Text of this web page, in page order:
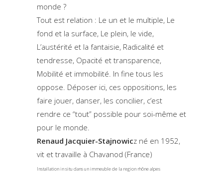
monde ?
Tout est relation : Le un et le multiple, Le
fond et la surface, Le plein, le vide,
L’austérité et la fantaisie, Radicalité et
tendresse, Opacité et transparence,
Mobilité et immobilité. In fine tous les
oppose. Déposer ici, ces oppositions, les
faire jouer, danser, les concilier, c’est
rendre ce “tout” possible pour soi-même et
pour le monde.
Renaud Jacquier-Stajnowicz né en 1952,
vit et travaille à Chavanod (France)
Installation in situ dans un immeuble de la region rhône alpes